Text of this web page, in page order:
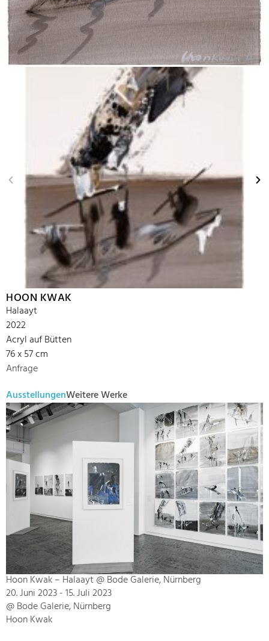
HOON KWAK
Halaayt
2022
Acryl auf Bütten
76 x 57 cm
Anfrage
AusstellungenWeitere Werke
Hoon Kwak – Halaayt @ Bode Galerie, Nürnberg
20. Juni 2023 - 15. Juli 2023
@ Bode Galerie, Nürnberg
Hoon Kwak